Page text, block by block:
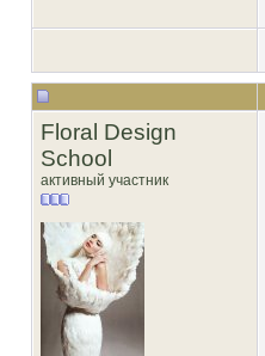
Floral Design
School
активный участник